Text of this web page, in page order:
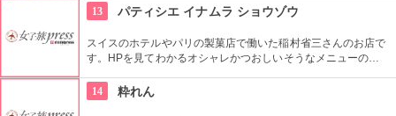
あります。多彩なお店が並んでいて、買い物や食事も楽しめま
す。
13 パティシエ イナムラ ショウゾウ
スイスのホテルやパリの製菓店で働いた稲村省三さんのお店で
す。HPを見てわかるオシャレかつおしいそうなメニューの
を絶えません。
14 粋れん